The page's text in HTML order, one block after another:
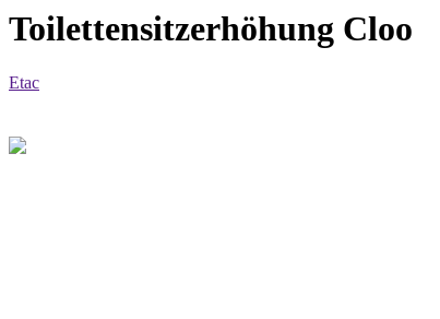
Toilettensitzerhöhung Cloo
Etac